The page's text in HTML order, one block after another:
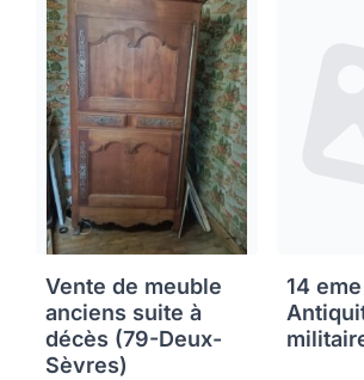
Vente de meuble
anciens suite à
décès (79-Deux-
Sèvres)
14